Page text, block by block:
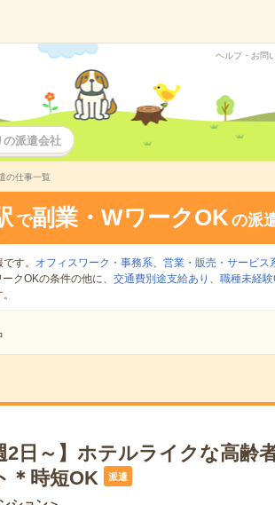
ヘルプ・お問
の派遣会社
の仕事一覧
で副業・WワークOKの派
す。 オフィスワーク・事務系、 営業・販売・サービス
クOKの条件の他に、 交通費別途支給あり 、 職種未経験
2日～】ホテルライクな高齢
＊時短OK
派遣